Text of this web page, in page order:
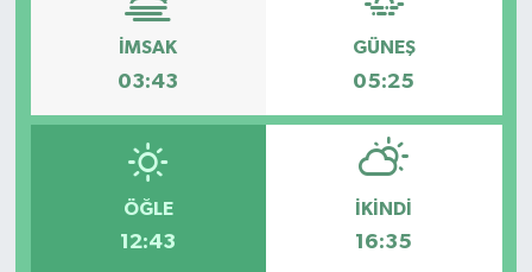
İMSAK
03:43
GÜNEŞ
05:25
ÖĞLE
12:43
İKINDI
16:35